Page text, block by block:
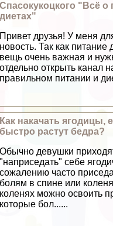
Спасокукоцкого "Всё
диетах"
Привет друзья! У меня
новость. Так как питание
вещь очень важная и
отдельно открыть канал
правильном питании и
Как накачать ягoдицы,
быстро растут бедра?
Обычно дeвyшки
"наприседать" себе
сожалению часто
болям в спине или
коленях можно освоить
которые бол......